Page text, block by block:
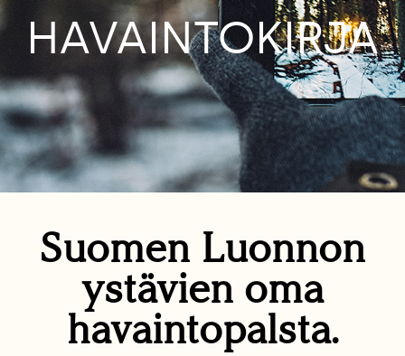
HAVAINTOKIRJA
Suomen Luonnon
ystävien oma
havaintopalsta.